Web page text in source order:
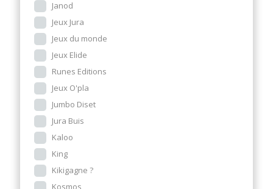
Janod
Jeux Jura
Jeux du monde
Jeux Elide
Runes Editions
Jeux O'pla
Jumbo Diset
Jura Buis
Kaloo
King
Kikigagne ?
Kosmos